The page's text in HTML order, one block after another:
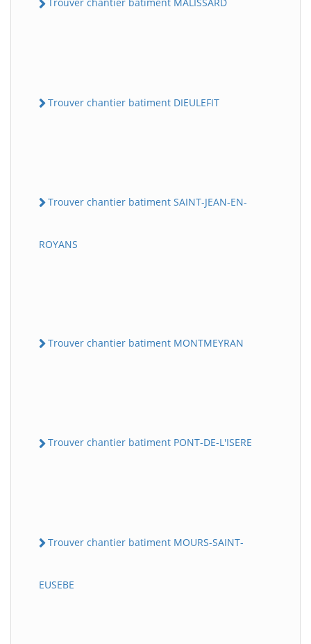
Trouver chantier batiment DIEULEFIT
Trouver chantier batiment SAINT-JEAN-EN-
ROYANS
Trouver chantier batiment MONTMEYRAN
Trouver chantier batiment PONT-DE-L'ISERE
Trouver chantier batiment MOURS-SAINT-
EUSEBE